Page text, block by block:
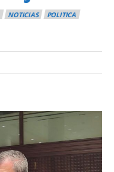
NOTICIAS
POLITICA